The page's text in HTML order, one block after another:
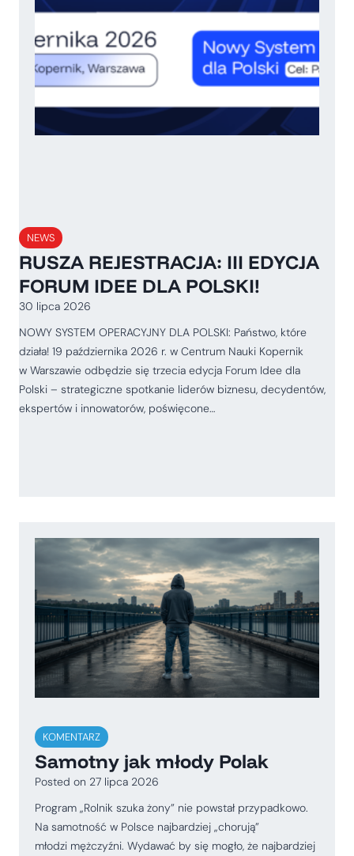
NEWS
RUSZA REJESTRACJA: III EDYCJA
FORUM IDEE DLA POLSKI!
30 lipca 2026
NOWY SYSTEM OPERACYJNY DLA POLSKI: Państwo, które
działa! 19 października 2026 r. w Centrum Nauki Kopernik
w Warszawie odbędzie się trzecia edycja Forum Idee dla
Polski – strategiczne spotkanie liderów biznesu, decydentów,
ekspertów i innowatorów, poświęcone…
KOMENTARZ
Samotny jak młody Polak
Posted on 27 lipca 2026
Program „Rolnik szuka żony” nie powstał przypadkowo.
Na samotność w Polsce najbardziej „chorują”
młodzi mężczyźni. Wydawać by się mogło, że najbardziej